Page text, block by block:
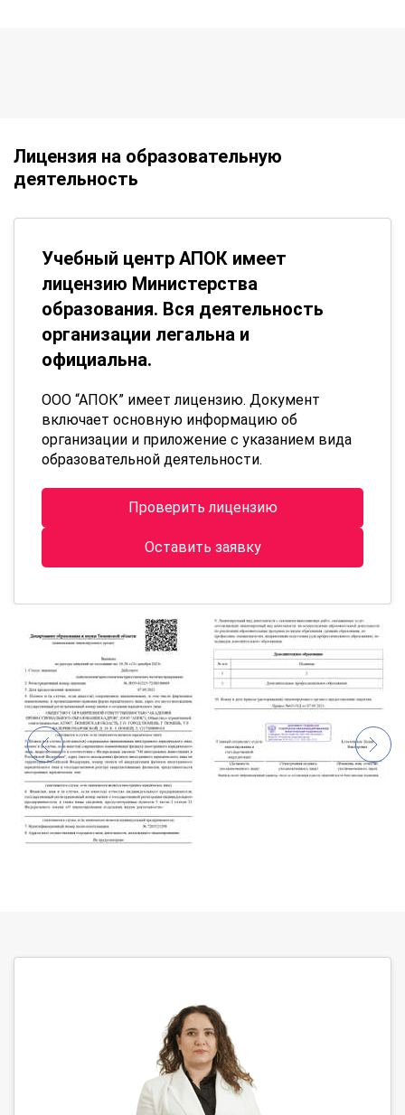
Лицензия на образовательную
деятельность
Учебный центр АПОК имеет
лицензию Министерства
образования. Вся деятельность
организации легальна и
официальна.
ООО “АПОК” имеет лицензию. Документ
включает основную информацию об
организации и приложение с указанием вида
образовательной деятельности.
Проверить лицензию
Оставить заявку